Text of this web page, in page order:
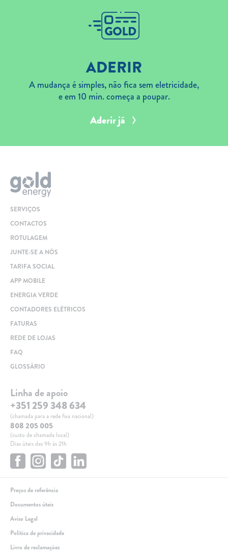
ADERIR
A mudança é simples, não fica sem eletricidade,
e em 10 min. começa a poupar.
Aderir já
SERVIÇOS
CONTACTOS
ROTULAGEM
JUNTE-SE A NÓS
TARIFA SOCIAL
APP MOBILE
ENERGIA VERDE
CONTADORES ELÉTRICOS
FATURAS
REDE DE LOJAS
FAQ
GLOSSÁRIO
Linha de apoio
+351 259 348 634
(chamada para a rede fixa nacional)
808 205 005
(custo de chamada local)
Dias úteis das 9h às 21h
Preços de referência
Documentos úteis
Aviso Legal
Política de privacidade
Livro de reclamações